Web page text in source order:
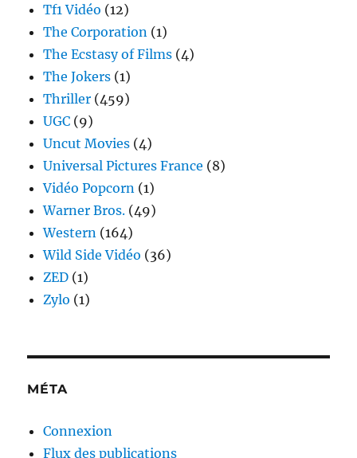
Tf1 Vidéo (12)
The Corporation (1)
The Ecstasy of Films (4)
The Jokers (1)
Thriller (459)
UGC (9)
Uncut Movies (4)
Universal Pictures France (8)
Vidéo Popcorn (1)
Warner Bros. (49)
Western (164)
Wild Side Vidéo (36)
ZED (1)
Zylo (1)
MÉTA
Connexion
Flux des publications